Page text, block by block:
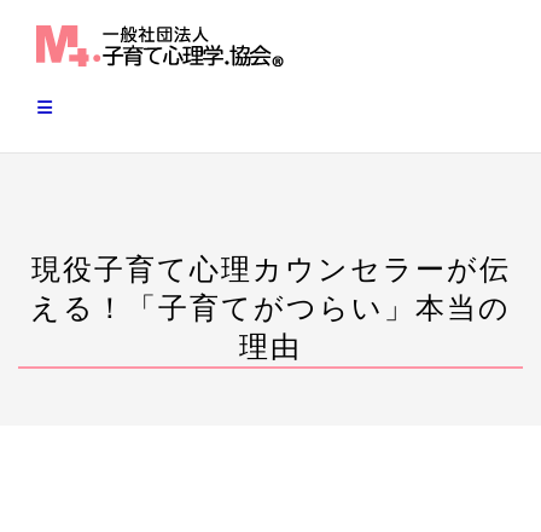
現役子育て心理カウンセラーが伝
える！「子育てがつらい」本当の
理由